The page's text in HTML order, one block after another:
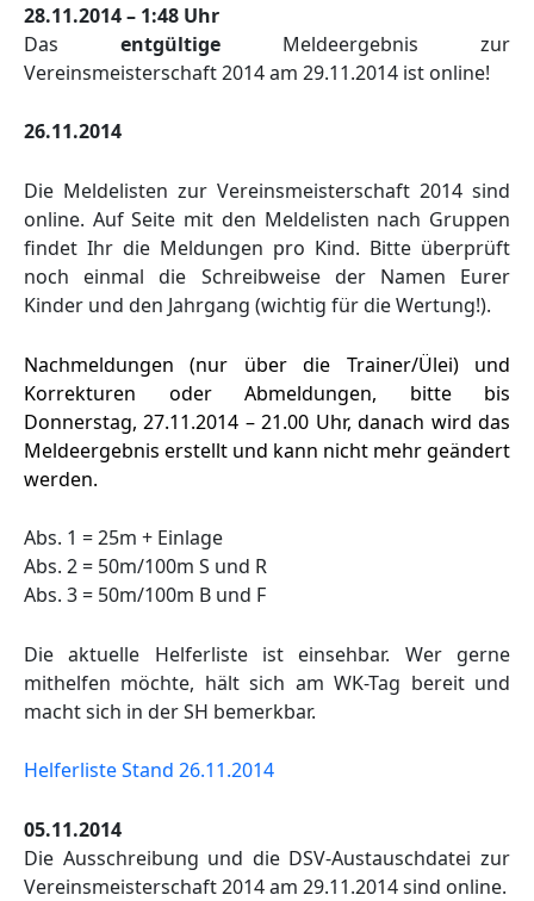
28.11.2014 – 1:48 Uhr
Das entgültige Meldeergebnis zur
Vereinsmeisterschaft 2014 am 29.11.2014 ist online!
26.11.2014
Die Meldelisten zur Vereinsmeisterschaft 2014 sind
online. Auf Seite mit den Meldelisten nach Gruppen
findet Ihr die Meldungen pro Kind. Bitte überprüft
noch einmal die Schreibweise der Namen Eurer
Kinder und den Jahrgang (wichtig für die Wertung!).
Nachmeldungen (nur über die Trainer/Ülei) und
Korrekturen oder Abmeldungen, bitte bis
Donnerstag, 27.11.2014 – 21.00 Uhr, danach wird das
Meldeergebnis erstellt und kann nicht mehr geändert
werden.
Abs. 1 = 25m + Einlage
Abs. 2 = 50m/100m S und R
Abs. 3 = 50m/100m B und F
Die aktuelle Helferliste ist einsehbar. Wer gerne
mithelfen möchte, hält sich am WK-Tag bereit und
macht sich in der SH bemerkbar.
Helferliste Stand 26.11.2014
05.11.2014
Die Ausschreibung und die DSV-Austauschdatei zur
Vereinsmeisterschaft 2014 am 29.11.2014 sind online.